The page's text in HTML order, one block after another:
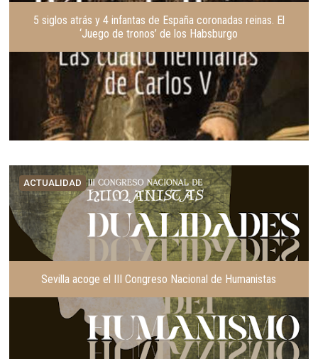
5 siglos atrás y 4 infantas de España coronadas reinas. El
‘Juego de tronos’ de los Habsburgo
ACTUALIDAD
Sevilla acoge el III Congreso Nacional de Humanistas